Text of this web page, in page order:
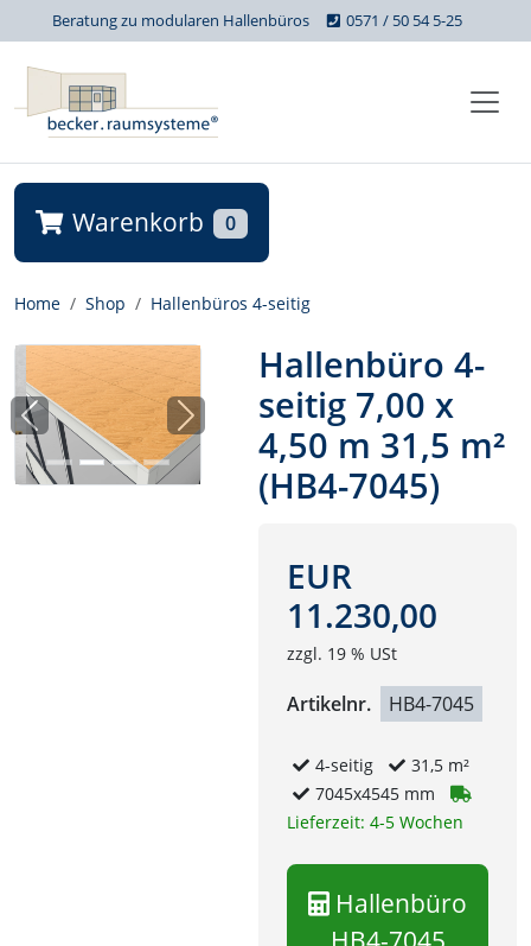
Beratung zu modularen Hallenbüros 0571 / 50 54 5-25
Warenkorb 0
Home Shop Hallenbüros 4-seitig
Previous Next
Hallenbüro 4-
seitig 7,00 x
4,50 m 31,5 m²
(HB4-7045)
EUR
11.230,00
zzgl. 19 % USt
Artikelnr. HB4-7045
4-seitig
31,5 m²
7045x4545 mm
Lieferzeit: 4-5 Wochen
Hallenbüro